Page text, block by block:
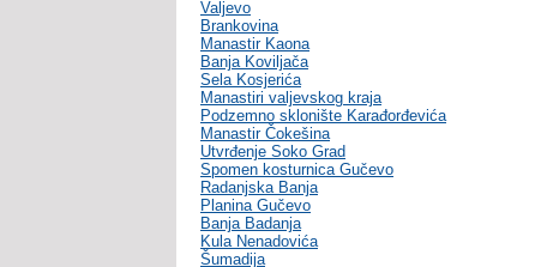
Valjevo
Brankovina
Manastir Kaona
Banja Koviljača
Sela Kosjerića
Manastiri valjevskog kraja
Podzemno sklonište Karađorđevića
Manastir Čokešina
Utvrđenje Soko Grad
Spomen kosturnica Gučevo
Radanjska Banja
Planina Gučevo
Banja Badanja
Kula Nenadovića
Šumadija